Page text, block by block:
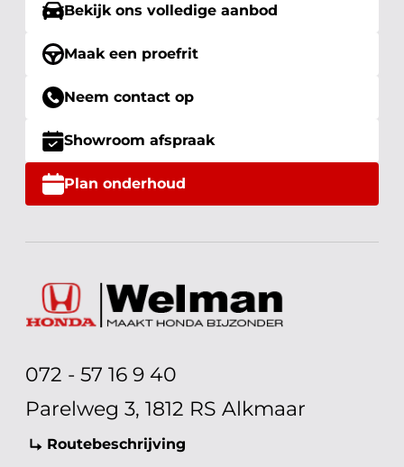
Bekijk ons volledige aanbod
Maak een proefrit
Neem contact op
Showroom afspraak
Plan onderhoud
072 - 57 16 9 40
Parelweg 3, 1812 RS Alkmaar
Routebeschrijving